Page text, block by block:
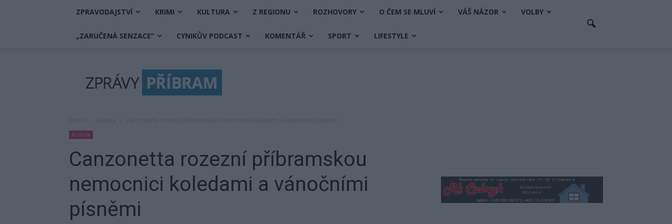
ZPRAVODAJSTVÍ KRIMI KULTURA Z REGIONU ROZHOVORY O ČEM SE MLUVÍ VÁŠ NÁZOR VOLBY
„ZARUČENÁ SENZACE“ CYNIKŮV PODCAST KOMENTÁŘ SPORT LIFESTYLE
Příbram
Kultura
Canzonetta rozezní příbramskou
nemocnici koledami a vánočními
písněmi